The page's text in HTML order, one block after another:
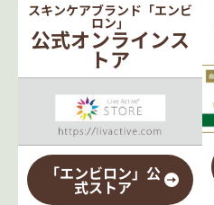
スキンケアブランド「エンビ
ロン」
公式オンラインス
トア
「エンビロン」公
式ストア